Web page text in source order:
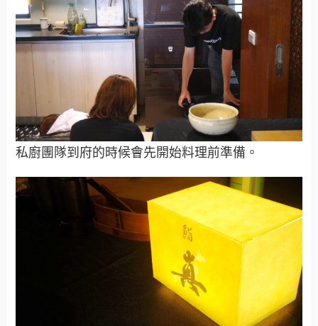
私廚團隊到府的時候會先開始料理前準備。